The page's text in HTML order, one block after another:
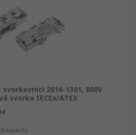
2016-1301, 800V
svorka IECEx/ATEX
kusech)